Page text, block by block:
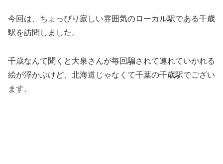
今回は、ちょっぴり寂しい雰囲気のローカル駅である千歳
駅を訪問しました。
千歳なんて聞くと大泉さんが毎回騙されて連れていかれる
絵が浮かぶけど、北海道じゃなくて千葉の千歳駅でござい
ます。